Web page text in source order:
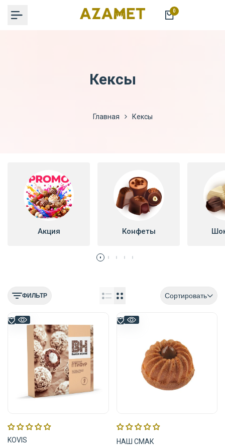
0
Кексы
Главная Кексы
Акция Конфеты
ФИЛЬТР Сортировать
KOVIS НАШ СМАК